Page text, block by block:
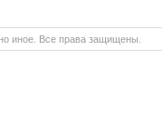
иное. Все права защищены.